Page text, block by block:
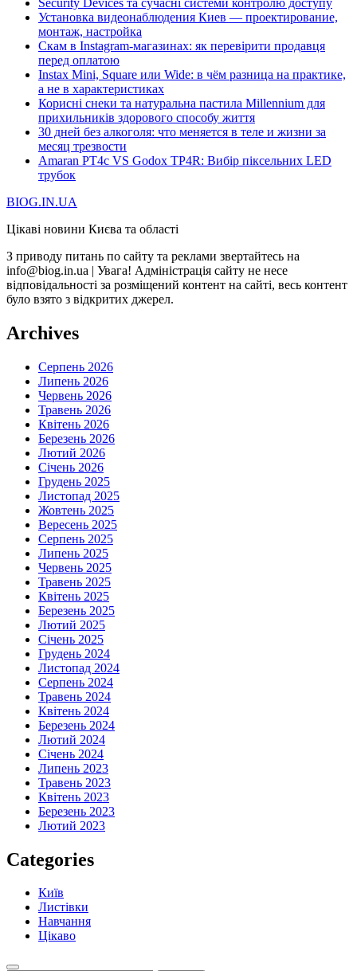
Установка видеонаблюдения Киев — проектирование,
монтаж, настройка
Скам в Instagram-магазинах: як перевірити продавця
перед оплатою
Instax Mini, Square или Wide: в чём разница на практике,
а не в характеристиках
Корисні снеки та натуральна пастила Millennium для
прихильників здорового способу життя
30 дней без алкоголя: что меняется в теле и жизни за
месяц трезвости
Amaran PT4c VS Godox TP4R: Вибір піксельних LED
трубок
BIOG.IN.UA
Цікаві новини Києва та області
З приводу питань по сайту та реклами звертайтесь на
info@biog.in.ua | Увага! Адміністрація сайту не несе
відповідальності за розміщений контент на сайті, весь контент
було взято з відкритих джерел.
Archives
Серпень 2026
Липень 2026
Червень 2026
Травень 2026
Квітень 2026
Березень 2026
Лютий 2026
Січень 2026
Грудень 2025
Листопад 2025
Жовтень 2025
Вересень 2025
Серпень 2025
Липень 2025
Червень 2025
Травень 2025
Квітень 2025
Березень 2025
Лютий 2025
Січень 2025
Грудень 2024
Листопад 2024
Серпень 2024
Травень 2024
Квітень 2024
Березень 2024
Лютий 2024
Січень 2024
Липень 2023
Травень 2023
Квітень 2023
Березень 2023
Лютий 2023
Categories
Київ
Листівки
Навчання
Цікаво